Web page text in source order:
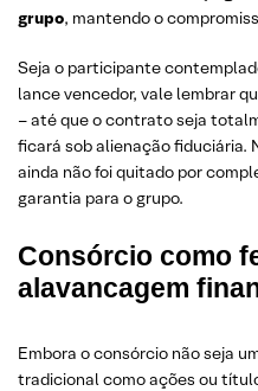
grupo, mantendo o
Seja o participante
lance vencedor, vale lembrar
– até que o contrato seja
ficará sob alienação fiduciária.
ainda não foi quitado por
garantia para o grupo.
Consórcio como
alavancagem
Embora o consórcio não seja
tradicional como ações ou